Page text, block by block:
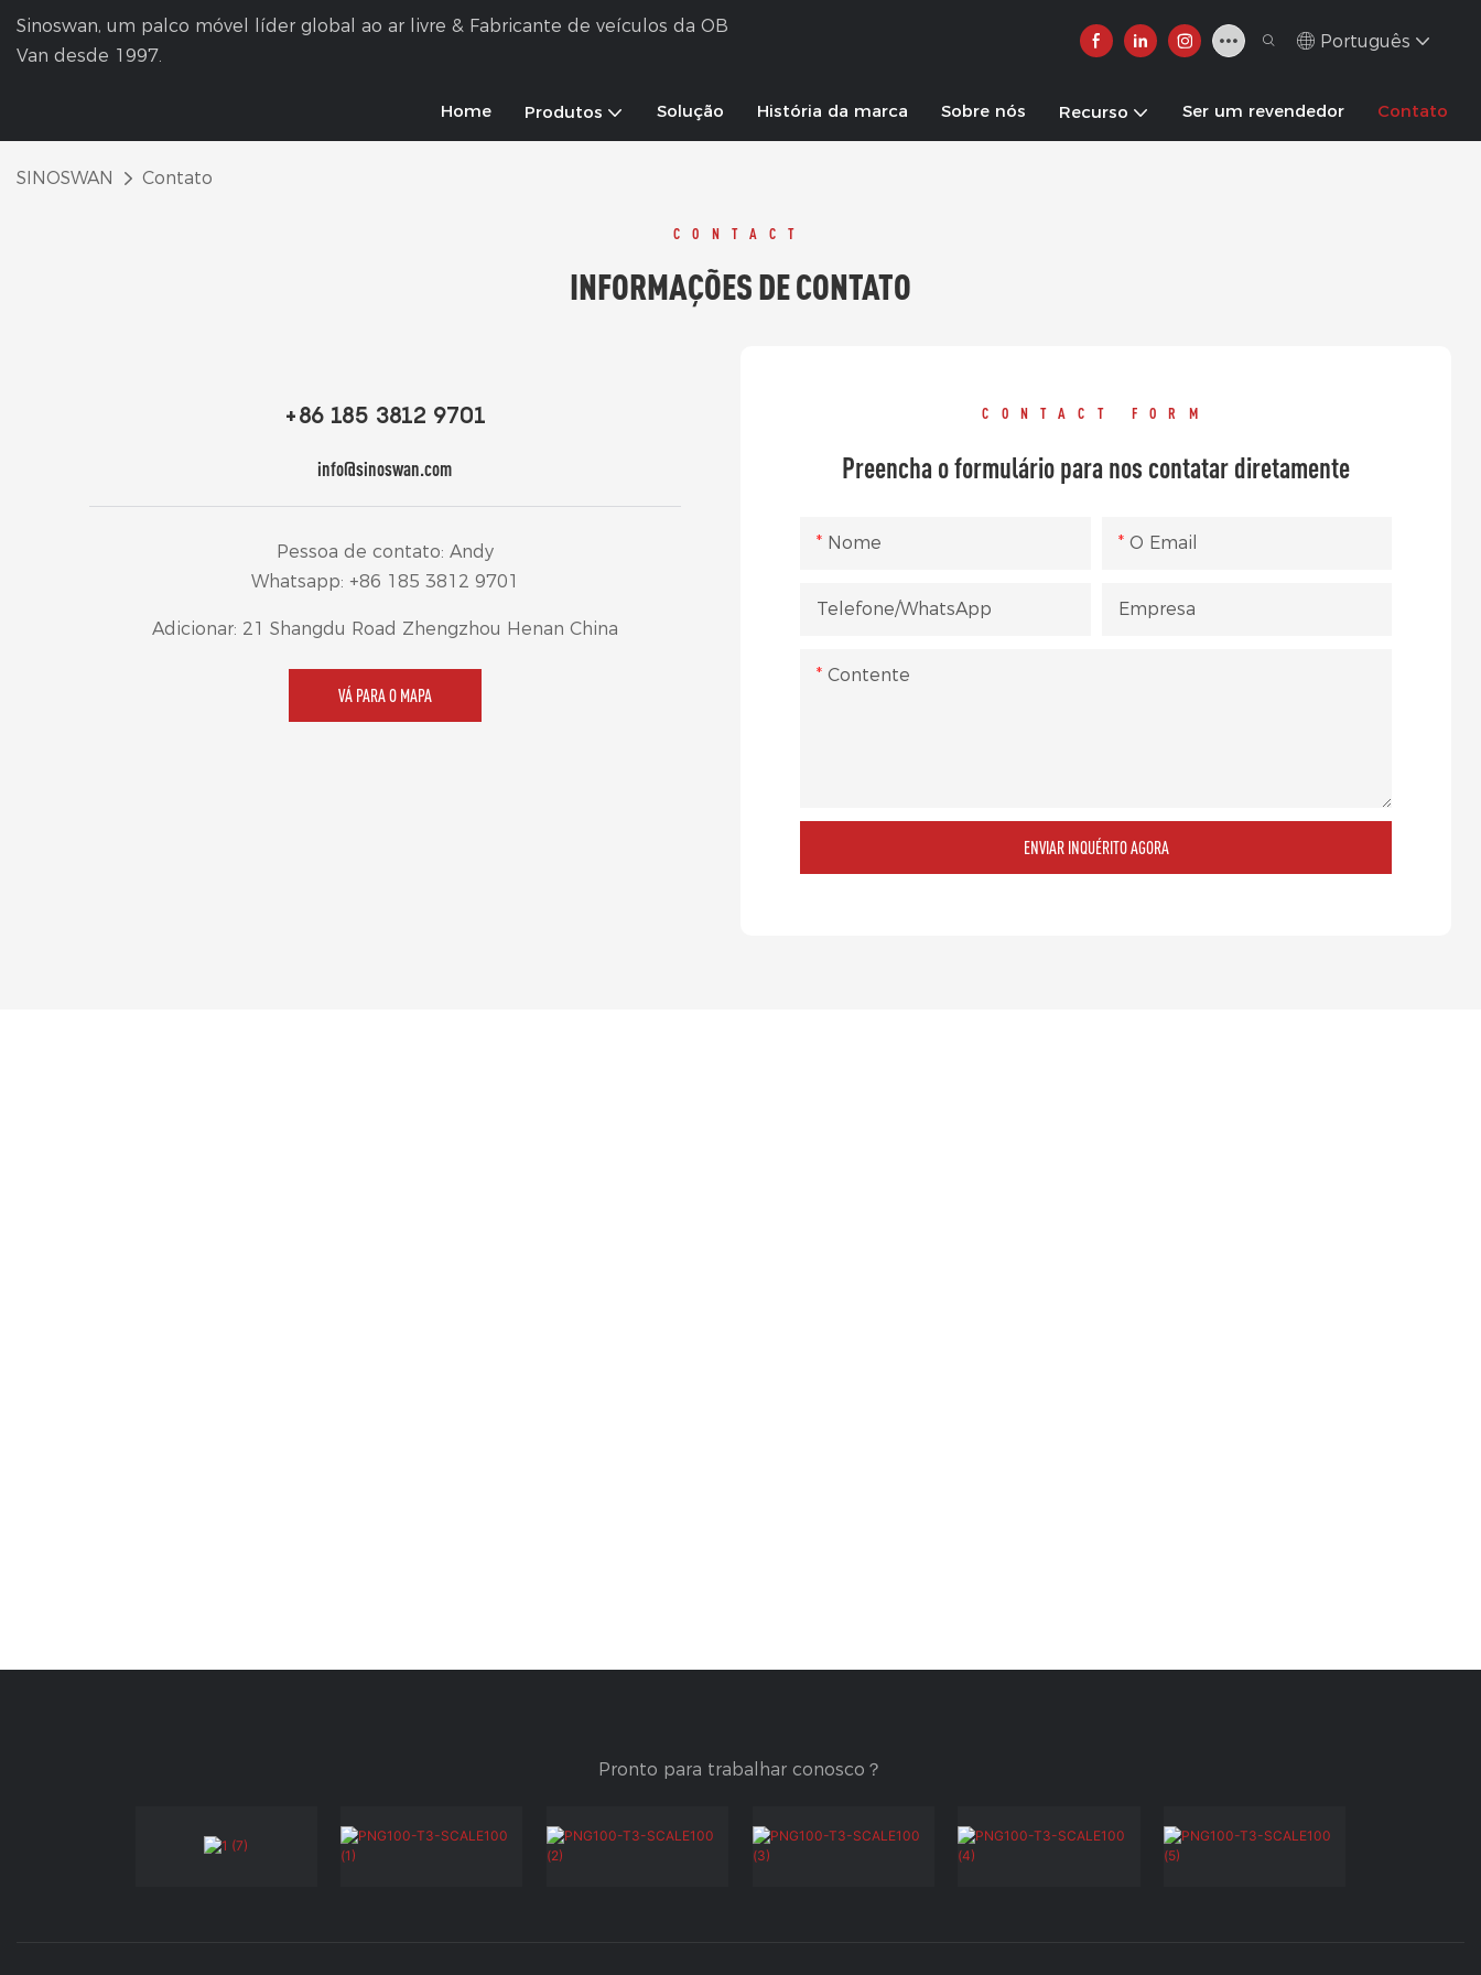
Sinoswan, um palco móvel líder global ao ar livre & Fabricante de veículos da OB
Van desde 1997.
Português
Home Produtos Solução História da marca Sobre nós Recurso Ser um revendedor Contato
SINOSWAN Contato
CONTACT
INFORMAÇÕES DE CONTATO
+86 185 3812 9701
info@sinoswan.com
Pessoa de contato: Andy
Whatsapp: +86 185 3812 9701
Adicionar: 21 Shangdu Road Zhengzhou Henan China
VÁ PARA O MAPA
CONTACT FORM
Preencha o formulário para nos contatar diretamente
Nome O Email
Telefone/WhatsApp Empresa
Contente
ENVIAR INQUÉRITO AGORA
Pronto para trabalhar conosco？